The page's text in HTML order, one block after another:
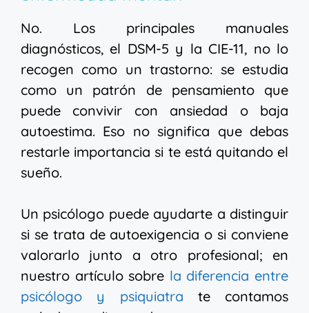
No. Los principales manuales
diagnósticos, el DSM-5 y la CIE-11, no lo
recogen como un trastorno: se estudia
como un patrón de pensamiento que
puede convivir con ansiedad o baja
autoestima. Eso no significa que debas
restarle importancia si te está quitando el
sueño.
Un psicólogo puede ayudarte a distinguir
si se trata de autoexigencia o si conviene
valorarlo junto a otro profesional; en
nuestro artículo sobre la diferencia entre
psicólogo y psiquiatra te contamos